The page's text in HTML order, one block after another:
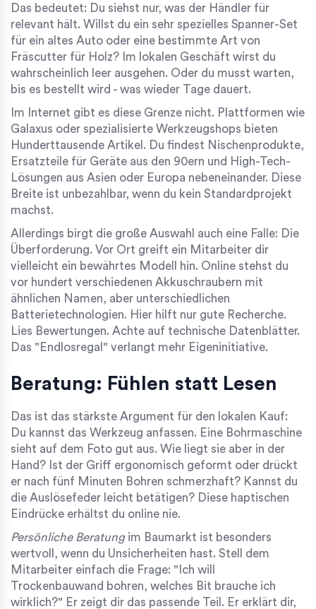
Das bedeutet: Du siehst nur, was der Händler für
relevant hält. Willst du ein sehr spezielles Spanner-Set
für ein altes Auto oder eine bestimmte Art von
Fräscutter für Holz? Im lokalen Geschäft wirst du
wahrscheinlich leer ausgehen. Oder du musst warten,
bis es bestellt wird - was wieder Tage dauert.
Im Internet gibt es diese Grenze nicht. Plattformen wie
Galaxus oder spezialisierte Werkzeugshops bieten
Hunderttausende Artikel. Du findest Nischenprodukte,
Ersatzteile für Geräte aus den 90ern und High-Tech-
Lösungen aus Asien oder Europa nebeneinander. Diese
Breite ist unbezahlbar, wenn du kein Standardprojekt
machst.
Allerdings birgt die große Auswahl auch eine Falle: Die
Überforderung. Vor Ort greift ein Mitarbeiter dir
vielleicht ein bewährtes Modell hin. Online stehst du
vor hundert verschiedenen Akkuschraubern mit
ähnlichen Namen, aber unterschiedlichen
Batterietechnologien. Hier hilft nur gute Recherche.
Lies Bewertungen. Achte auf technische Datenblätter.
Das "Endlosregal" verlangt mehr Eigeninitiative.
Beratung: Fühlen statt Lesen
Das ist das stärkste Argument für den lokalen Kauf:
Du kannst das Werkzeug anfassen. Eine Bohrmaschine
sieht auf dem Foto gut aus. Wie liegt sie aber in der
Hand? Ist der Griff ergonomisch geformt oder drückt
er nach fünf Minuten Bohren schmerzhaft? Kannst du
die Auslösefeder leicht betätigen? Diese haptischen
Eindrücke erhältst du online nie.
Persönliche Beratungim Baumarkt ist besonders
wertvoll, wenn du Unsicherheiten hast. Stell dem
Mitarbeiter einfach die Frage: "Ich will
Trockenbauwand bohren, welches Bit brauche ich
wirklich?" Er zeigt dir das passende Teil. Er erklärt dir,